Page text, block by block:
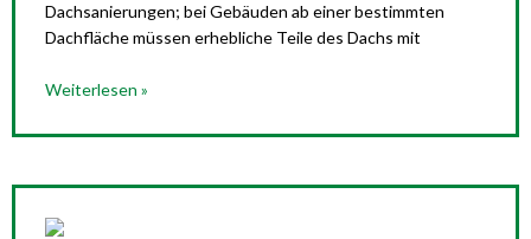
Dachsanierungen; bei Gebäuden ab einer bestimmten
Dachfläche müssen erhebliche Teile des Dachs mit
Weiterlesen »